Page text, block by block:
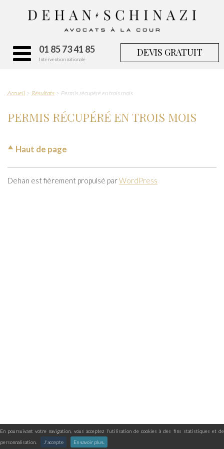
En poursuivant votre navigation, vous acceptez l'utilisation de cookies à des fins statistiques et de
personnalisation.
J'accepte En savoir plus.
01 85 73 41 85
Intervention nationale
DEVIS GRATUIT
Accueil Résultats Permis récupéré en trois mois
PERMIS RÉCUPÉRÉ EN TROIS MOIS
Haut de page
Dehan est fièrement propulsé parWordPress